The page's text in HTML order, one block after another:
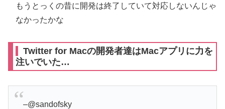
もうとっくの昔に開発は終了していて対応しないんじゃ
なかったかな
Twitter for Macの開発者達はMacアプリに力を
注いでいた…
–@sandofsky